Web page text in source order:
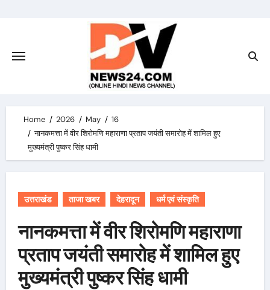
Home 2026 May
16
नानकमत्ता में वीर शिरोमणि महाराणा प्रताप जयंती समारोह में शामिल हुए
मुख्यमंत्री पुष्कर सिंह धामी
उत्तराखंड ताजा खबर देहरादून धर्म एवं संस्कृति
नानकमत्ता में वीर शिरोमणि महाराणा
प्रताप जयंती समारोह में शामिल हुए
मुख्यमंत्री पुष्कर सिंह धामी